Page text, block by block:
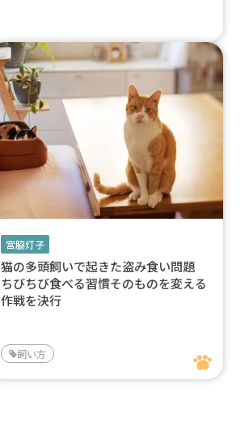
宮脇灯子
猫の多頭飼いで起きた盗み食い問題
ちびちび食べる習慣そのものを変える
作戦を決行
飼い方